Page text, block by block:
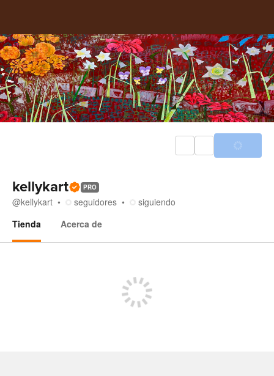
kellykart PRO
@kellykart seguidores
siguiendo
Tienda
Acerca de